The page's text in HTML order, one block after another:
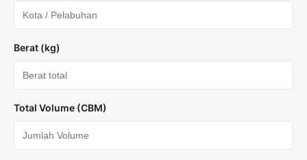
Berat (kg)
Total Volume (CBM)